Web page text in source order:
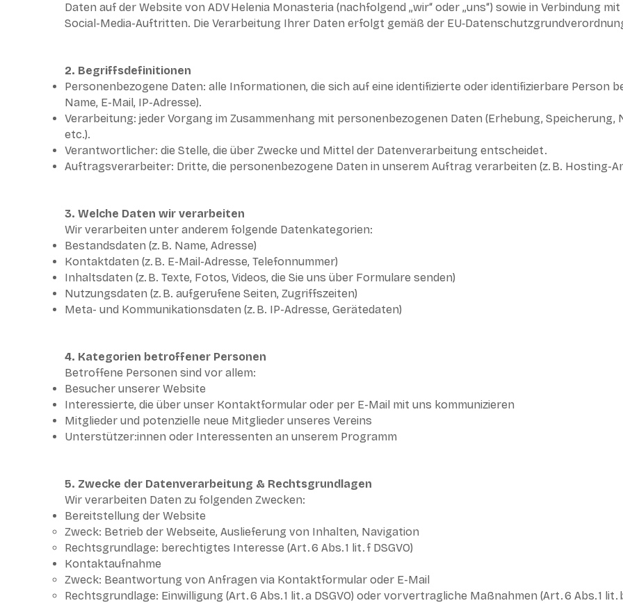
Daten auf der Website von ADV Helenia Monasteria (nachfolgend „wir“ oder „uns“) sowie in Verbindung
Social-Media-Auftritten. Die Verarbeitung Ihrer Daten erfolgt gemäß der EU‑Datenschutzgrundverordnung
2. Begriffsdefinitionen
Personenbezogene Daten: alle Informationen, die sich auf eine identifizierte oder identifizierbare Person
Name, E-Mail, IP-Adresse).
Verarbeitung: jeder Vorgang im Zusammenhang mit personenbezogenen Daten (Erhebung, Speicherung,
etc.).
Verantwortlicher: die Stelle, die über Zwecke und Mittel der Datenverarbeitung entscheidet.
Auftragsverarbeiter: Dritte, die personenbezogene Daten in unserem Auftrag verarbeiten (z. B. Hosting-
3. Welche Daten wir verarbeiten
Wir verarbeiten unter anderem folgende Datenkategorien:
Bestandsdaten (z. B. Name, Adresse)
Kontaktdaten (z. B. E-Mail-Adresse, Telefonnummer)
Inhaltsdaten (z. B. Texte, Fotos, Videos, die Sie uns über Formulare senden)
Nutzungsdaten (z. B. aufgerufene Seiten, Zugriffszeiten)
Meta- und Kommunikationsdaten (z. B. IP-Adresse, Gerätedaten)
4. Kategorien betroffener Personen
Betroffene Personen sind vor allem:
Besucher unserer Website
Interessierte, die über unser Kontaktformular oder per E-Mail mit uns kommunizieren
Mitglieder und potenzielle neue Mitglieder unseres Vereins
Unterstützer:innen oder Interessenten an unserem Programm
5. Zwecke der Datenverarbeitung & Rechtsgrundlagen
Wir verarbeiten Daten zu folgenden Zwecken:
Bereitstellung der Website
Zweck: Betrieb der Webseite, Auslieferung von Inhalten, Navigation
Rechtsgrundlage: berechtigtes Interesse (Art. 6 Abs. 1 lit. f DSGVO)
Kontaktaufnahme
Zweck: Beantwortung von Anfragen via Kontaktformular oder E-Mail
Rechtsgrundlage: Einwilligung (Art. 6 Abs. 1 lit. a DSGVO) oder vorvertragliche Maßnahmen (Art. 6 Abs. 1 lit. b